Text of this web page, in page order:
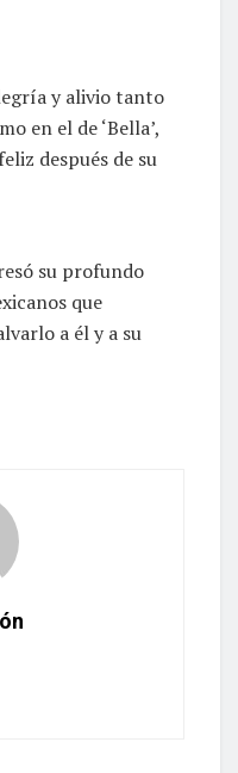
y alivio tanto
en el de ‘Bella’,
después de su
su profundo
que
a él y a su